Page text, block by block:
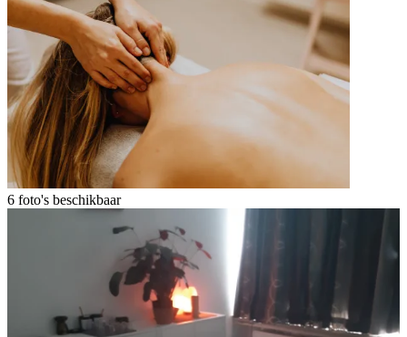
6 foto's beschikbaar